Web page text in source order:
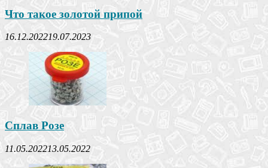
Что такое золотой припой
16.12.202219.07.2023
Сплав Розе
11.05.202213.05.2022